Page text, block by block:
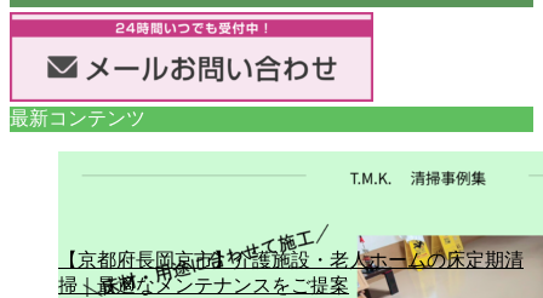
最新コンテンツ
【京都府長岡京市】介護施設・老人ホームの床定期清
掃｜最適なメンテナンスをご提案